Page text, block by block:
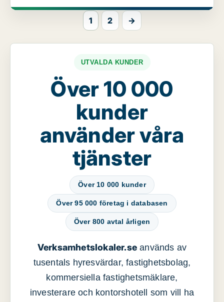
1 2 →
UTVALDA KUNDER
Över 10 000
kunder
använder våra
tjänster
Över 10 000 kunder
Över 95 000 företag i databasen
Över 800 avtal årligen
Verksamhetslokaler.se används av
tusentals hyresvärdar, fastighetsbolag,
kommersiella fastighetsmäklare,
investerare och kontorshotell som vill ha